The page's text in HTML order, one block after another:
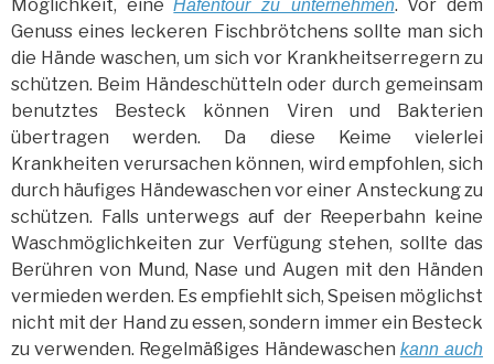
Möglichkeit, eineHafentour zu unternehmen. Vor dem
Genuss eines leckeren Fischbrötchens sollte man sich
die Hände waschen, um sich vor Krankheitserregern zu
schützen. Beim Händeschütteln oder durch gemeinsam
benutztes Besteck können Viren und Bakterien
übertragen werden. Da diese Keime vielerlei
Krankheiten verursachen können, wird empfohlen, sich
durch häufiges Händewaschen vor einer Ansteckung zu
schützen. Falls unterwegs auf der Reeperbahn keine
Waschmöglichkeiten zur Verfügung stehen, sollte das
Berühren von Mund, Nase und Augen mit den Händen
vermieden werden. Es empfiehlt sich, Speisen möglichst
nicht mit der Hand zu essen, sondern immer ein Besteck
zu verwenden. Regelmäßiges Händewaschen kann auch